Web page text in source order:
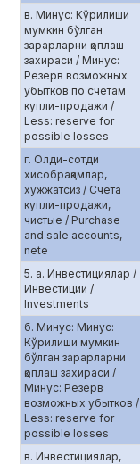
в. Минус: Кўрилиши
мумкин бўлган
зарарларни қоплаш
захираси / Минус:
Резерв возможных
убытков по счетам
купли-продажи /
Less: reserve for
possible losses
г. Олди-сотди
хисобрақамлар,
хужжатсиз / Счета
купли-продажи,
чистые / Purchase
and sale accounts,
netе
5. а. Инвестициялар /
Инвестиции /
Investments
б. Минус: Минус:
Кўрилиши мумкин
бўлган зарарларни
қоплаш захираси /
Минус: Резерв
возможных убытков /
Less: reserve for
possible losses
в. Инвестициялар,